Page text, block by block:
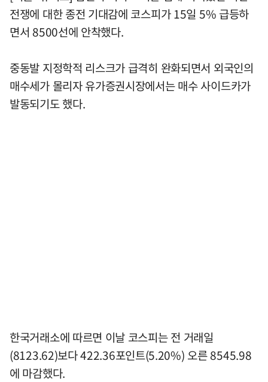
전쟁에 대한 종전 기대감에 코스피가 15일 5% 급등하
면서 8500선에 안착했다.
중동발 지정학적 리스크가 급격히 완화되면서 외국인의
매수세가 몰리자 유가증권시장에서는 매수 사이드카가
발동되기도 했다.
한국거래소에 따르면 이날 코스피는 전 거래일
(8123.62)보다 422.36포인트(5.20%) 오른 8545.98
에 마감했다.